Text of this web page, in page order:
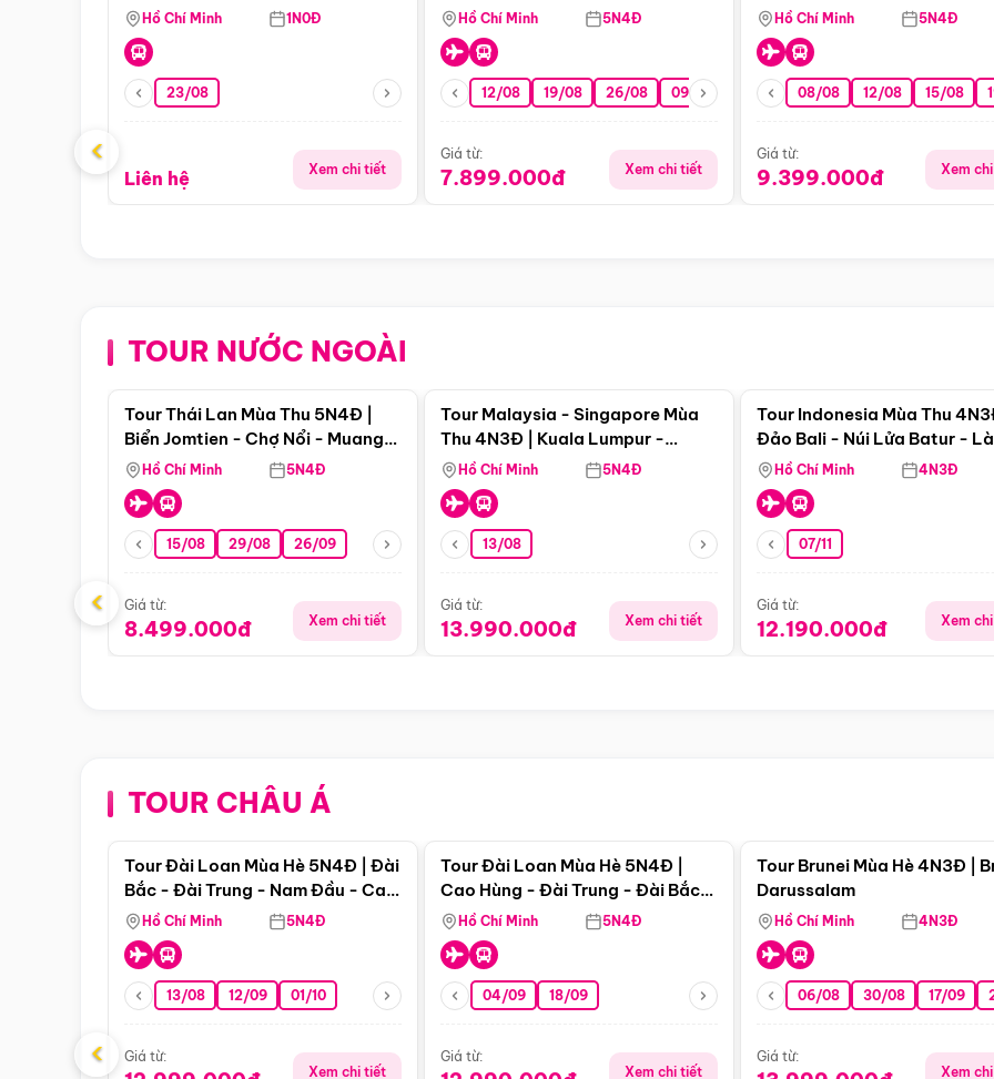
Hồ Chí Minh 1N0Đ
23/08
Liên hệ Xem chi tiết
NhaHồ Chí Minh 5N4Đ
12/08 19/08 26/08 09/09 16/09 23/09 30/09 07/10
Giá từ:
7.899.000đ Xem chi tiết
Hồ Chí Minh 5N4Đ
08/08 12/08 15/08
Giá từ:
9.399.000đ Xem
‹
TOUR NƯỚC NGOÀI
Điểm nổi bật
Tour Thái Lan Mùa Thu 5N4Đ |
Biển Jomtien - Chợ Nổi - Muang
Boran - Suanthai
Hồ Chí Minh 5N4Đ
15/08 29/08 26/09
Giá từ:
8.499.000đ Xem chi tiết
Tour Malaysia - Singapore Mùa
Thu 4N3Đ | Kuala Lumpur -
Malacca - Johor Baru -
Singapore
Hồ Chí Minh 5N4Đ
13/08
Giá từ:
13.990.000đ Xem chi tiết
Tour Indonesia Mùa Thu
Đảo Bali - Núi Lửa Batur -
Penglipuran
Hồ Chí Minh 4N3Đ
07/11
Giá từ:
12.190.000đ Xem
‹
TOUR CHÂU ÁĐiểm nổi bật
Tour Đài Loan Mùa Hè 5N4Đ | Đài
Bắc - Đài Trung - Nam Đầu - Cao
Hùng ( Bay Vn)
Hồ Chí Minh 5N4Đ
13/08 12/09 01/10
Giá từ:
Xem chi tiết
Tour Đài Loan Mùa Hè 5N4Đ |
Cao Hùng - Đài Trung - Đài Bắc
(Bay Vj)
Hồ Chí Minh 5N4Đ
04/09 18/09
Giá từ:
Xem chi tiết
Tour Brunei Mùa Hè 4N3Đ |
Darussalam
Hồ Chí Minh 4N3Đ
06/08 30/08 17/09
Giá từ:
Xem
‹